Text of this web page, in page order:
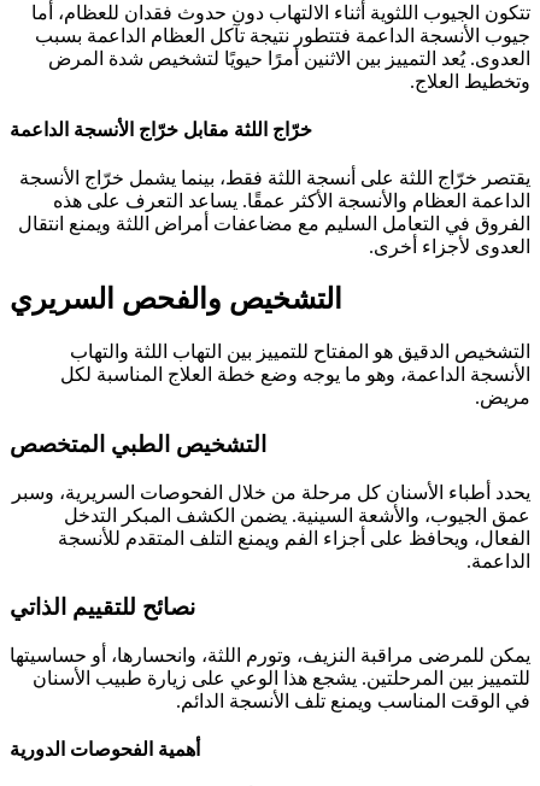
تتكون الجيوب اللثوية أثناء الالتهاب دون حدوث فقدان للعظام، أما
جيوب الأنسجة الداعمة فتتطور نتيجة تآكل العظام الداعمة بسبب
العدوى. يُعد التمييز بين الاثنين أمرًا حيويًا لتشخيص شدة المرض
وتخطيط العلاج.
خرّاج اللثة مقابل خرّاج الأنسجة الداعمة
يقتصر خرّاج اللثة على أنسجة اللثة فقط، بينما يشمل خرّاج الأنسجة
الداعمة العظام والأنسجة الأكثر عمقًا. يساعد التعرف على هذه
الفروق في التعامل السليم مع مضاعفات أمراض اللثة ويمنع انتقال
العدوى لأجزاء أخرى.
التشخيص والفحص السريري
التشخيص الدقيق هو المفتاح للتمييز بين التهاب اللثة والتهاب
الأنسجة الداعمة، وهو ما يوجه وضع خطة العلاج المناسبة لكل
مريض.
التشخيص الطبي المتخصص
يحدد أطباء الأسنان كل مرحلة من خلال الفحوصات السريرية، وسبر
عمق الجيوب، والأشعة السينية. يضمن الكشف المبكر التدخل
الفعال، ويحافظ على أجزاء الفم ويمنع التلف المتقدم للأنسجة
الداعمة.
نصائح للتقييم الذاتي
يمكن للمرضى مراقبة النزيف، وتورم اللثة، وانحسارها، أو حساسيتها
للتمييز بين المرحلتين. يشجع هذا الوعي على زيارة طبيب الأسنان
في الوقت المناسب ويمنع تلف الأنسجة الدائم.
أهمية الفحوصات الدورية